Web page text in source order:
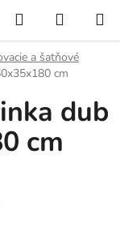
Hľadať
KOŠÍK
a šatňové
cm
dub
cm